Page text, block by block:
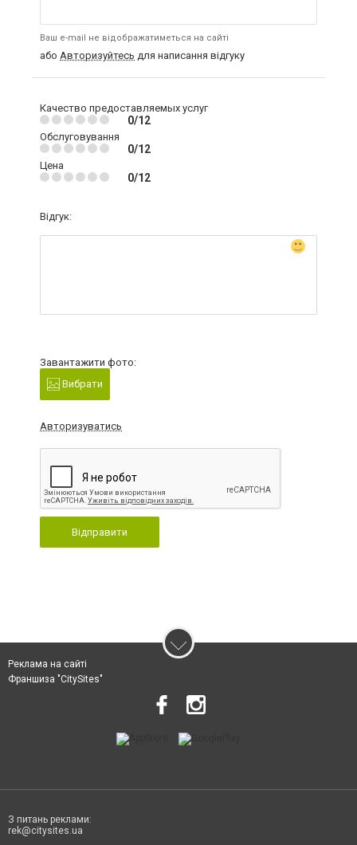
Ваш e-mail не відображатиметься на сайті
або Авторизуйтесь для написання відгуку
Качество предоставляемых услуг
0/12
Обслуговування
0/12
Цена
0/12
Відгук:
Завантажити фото:
Вибрати
Авторизуватись
Відправити
Реклама на сайті
Франшиза "CitySites"
З питань реклами:
rek@citysites.ua